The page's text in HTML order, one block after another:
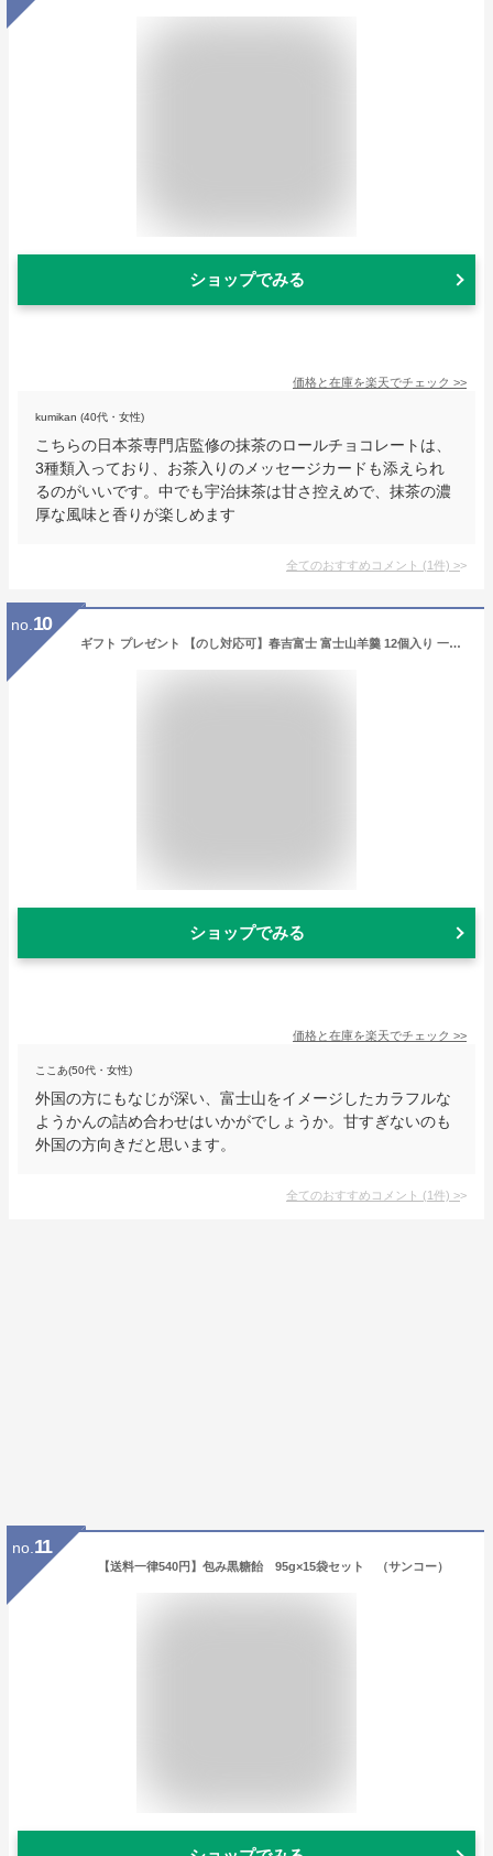
ショップでみる
価格と在庫を楽天でチェック >>
kumikan (40代・女性)
こちらの日本茶専門店監修の抹茶のロールチョコレートは、
3種類入っており、お茶入りのメッセージカードも添えられ
るのがいいです。中でも宇治抹茶は甘さ控えめで、抹茶の濃
厚な風味と香りが楽しめます
全てのおすすめコメント (1件) >
no. 10
ギフト プレゼント 【のし対応可】春吉富士 富士山羊羹 12個入り 一口 スイーツ 羊羹 ようかん ギフト バレンタイン ホワイトデー 和菓子 2023 お土産 日本お土産 美味しい インスタ映え 送別品 粗品 プチギフト お供え 退職 お菓子 帰省土産
ショップでみる
価格と在庫を楽天でチェック >>
ここあ(50代・女性)
外国の方にもなじが深い、富士山をイメージしたカラフルな
ようかんの詰め合わせはいかがでしょうか。甘すぎないのも
外国の方向きだと思います。
全てのおすすめコメント (1件) >
no. 11
【送料一律540円】包み黒糖飴 95g×15袋セット （サンコー）